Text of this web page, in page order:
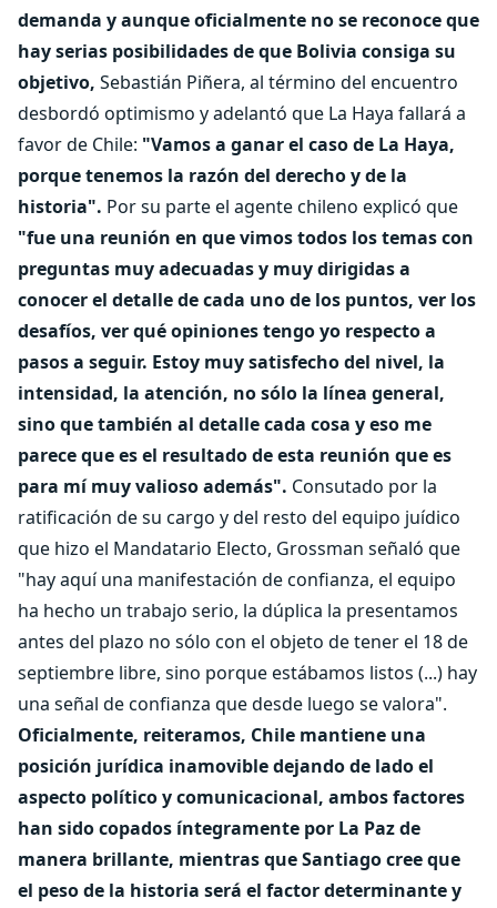
demanda y aunque oficialmente no se reconoce que
hay serias posibilidades de que Bolivia consiga su
objetivo, Sebastián Piñera, al término del encuentro
desbordó optimismo y adelantó que La Haya fallará a
favor de Chile: "Vamos a ganar el caso de La Haya,
porque tenemos la razón del derecho y de la
historia". Por su parte el agente chileno explicó que
"fue una reunión en que vimos todos los temas con
preguntas muy adecuadas y muy dirigidas a
conocer el detalle de cada uno de los puntos, ver los
desafíos, ver qué opiniones tengo yo respecto a
pasos a seguir. Estoy muy satisfecho del nivel, la
intensidad, la atención, no sólo la línea general,
sino que también al detalle cada cosa y eso me
parece que es el resultado de esta reunión que es
para mí muy valioso además". Consutado por la
ratificación de su cargo y del resto del equipo juídico
que hizo el Mandatario Electo, Grossman señaló que
"hay aquí una manifestación de confianza, el equipo
ha hecho un trabajo serio, la dúplica la presentamos
antes del plazo no sólo con el objeto de tener el 18 de
septiembre libre, sino porque estábamos listos (...) hay
una señal de confianza que desde luego se valora".
Oficialmente, reiteramos, Chile mantiene una
posición jurídica inamovible dejando de lado el
aspecto político y comunicacional, ambos factores
han sido copados íntegramente por La Paz de
manera brillante, mientras que Santiago cree que
el peso de la historia será el factor determinante y